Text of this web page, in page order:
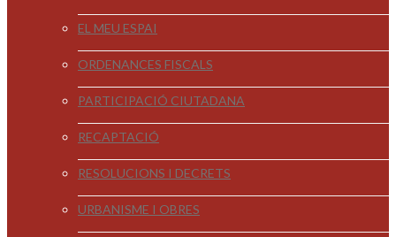
EL MEU ESPAI
ORDENANCES FISCALS
PARTICIPACIÓ CIUTADANA
RECAPTACIÓ
RESOLUCIONS I DECRETS
URBANISME I OBRES